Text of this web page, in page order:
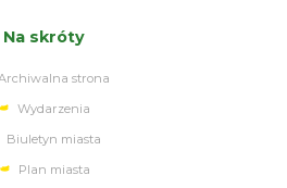
Na skróty
strona
Wydarzenia
Biuletyn miasta
Plan miasta